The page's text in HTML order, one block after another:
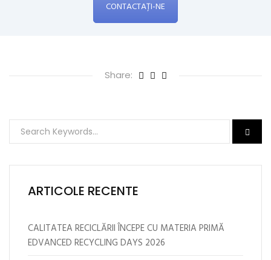
CONTACTAȚI-NE
Share:
ARTICOLE RECENTE
CALITATEA RECICLĂRII ÎNCEPE CU MATERIA PRIMĂ
EDVANCED RECYCLING DAYS 2026